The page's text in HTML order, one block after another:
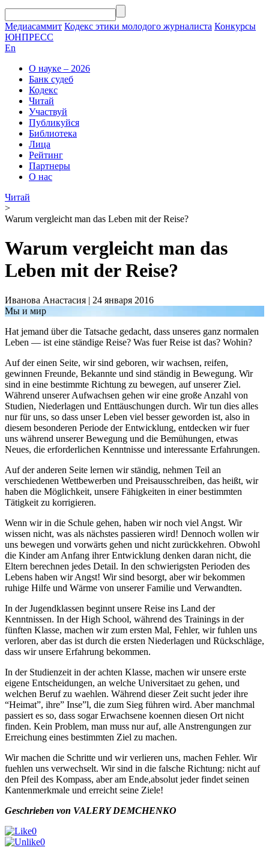
Медиасаммит Кодекс этики молодого журналиста Конкурсы
ЮНПРЕСС
En
О науке – 2026
Банк судеб
Кодекс
Читай
Участвуй
Публикуйся
Библиотека
Лица
Рейтинг
Партнеры
О нас
Читай
>
Warum vergleicht man das Leben mit der Reise?
Warum vergleicht man das
Leben mit der Reise?
Иванова Анастасия | 24 января 2016
Мы и мир
Hat jemand über die Tatsache gedacht, dass unseres ganz normalen
Leben — ist eine ständige Reise? Was fuer Reise ist das? Wohin?
Auf der einen Seite, wir sind geboren, wir wachsen, reifen,
gewinnen Freunde, Bekannte und sind ständig in Bewegung. Wir
sind in eine bestimmte Richtung zu bewegen, auf unserer Ziel.
Während unserer Aufwachsen gehen wir eine große Anzahl von
Studien, Niederlagen und Enttäuschungen durch. Wir tun dies alles
nur für uns, so dass unser Leben viel besser geworden ist, also in
diesem besonderen Periode der Entwicklung, entdecken wir fuer
uns während unserer Bewegung und die Bemühungen, etwas
Neues, die erforderlichen Kenntnisse und interessante Erfahrungen.
Auf der anderen Seite lernen wir ständig, nehmen Teil an
verschiedenen Wettbewerben und Preisausschreiben, das heißt, wir
haben die Möglichkeit, unsere Fähigkeiten in einer bestimmten
Tätigkeit zu korrigieren.
Wenn wir in die Schule gehen, haben wir noch viel Angst. Wir
wissen nicht, was als nächstes passieren wird! Dennoch wollen wir
uns bewegen und vorwärts gehen und nicht zurückkehren. Obwohl
die Kinder am Anfang ihrer Entwicklung denken daran nicht, die
Eltern berechnen jedes Detail. In den schwierigsten Perioden des
Lebens haben wir Angst! Wir sind besorgt, aber wir bekommen
ruhige Hilfe und Wärme von unserer Familie und Verwandten.
In der Jugendklassen beginnt unsere Reise ins Land der
Kenntnissen. In der High School, während des Trainings in der
fünften Klasse, machen wir zum ersten Mal, Fehler, wir fuhlen uns
verloren, aber das ist durch die ersten Niederlagen und Rückschläge,
dass wir unsere Erfahrung bekommen.
In der Studienzeit in der achten Klasse, machen wir unsere erste
eigene Entscheidungen, an welche Universitaet zu gehen, und
welchen Beruf zu waehlen. Während dieser Zeit sucht jeder ihre
“Heimat”, ihre” Inse”l, die zum Sieg führen wird. Aber manchmal
passiert es so, dass sogar Erwachsene koennen diesen Ort nicht
finden. Kein Problem, man muss nur auf, alle Anstrengungen zur
Erreichung eines bestimmten Ziel zu machen.
Wir machen die Schritte und wir verlieren uns, machen Fehler. Wir
fuehlen uns verwechselt. Wir sind in die falsche Richtung: nicht auf
den Pfeil des Kompass, aber am Ende,absolut jeder findet seinen
Kantenmerkmale und erreicht seine Ziele!
Geschrieben von VALERY DEMCHENKO
0
0